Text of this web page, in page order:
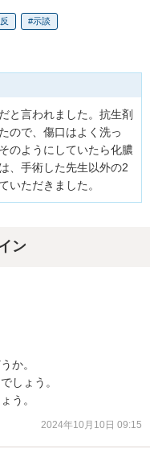
示談
と言われました。抗生剤
ので、傷口はよく洗っ
のようにしていたら化膿
、手術した先生以外の2
いただきました。
ン
か。
しょう。
う。
2024年10月10日 09:15